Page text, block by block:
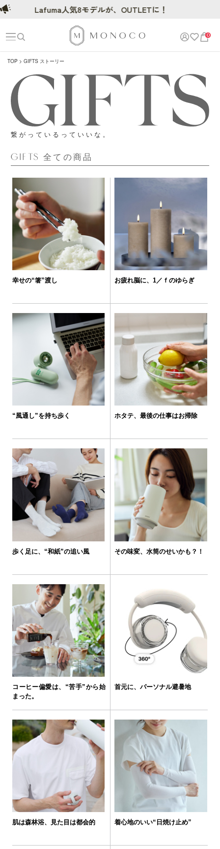
0
TOP GIFTS ストーリー
繋がっているっていいな。
GIFTS 全ての商品
幸せの“箸”渡し お疲れ脳に、1／ｆのゆらぎ
“風通し”を持ち歩く ホタテ、最後の仕事はお掃除
歩く足に、“和紙”の追い風 その味変、水筒のせいかも？！
コーヒー偏愛は、“苦手”から始
まった。
首元に、パーソナル避暑地
肌は森林浴、見た目は都会的 着心地のいい“日焼け止め”
人気8モデルが、OUTLETに！ Lafuma人気8モ